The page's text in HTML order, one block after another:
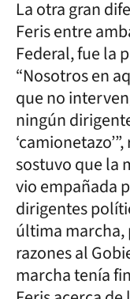
La otra gran
Feris entre
Federal, fue la
“Nosotros en
que no
ningún
sostuvo que la
vio empañada
dirigentes
última
razones al
marcha tenía